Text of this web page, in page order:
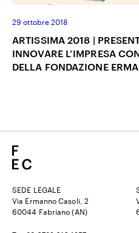
29 ottobre 2018
ARTISSIMA 2018 |
INNOVARE L’IMPRESA
DELLA FONDAZIONE
SEDE LEGALE
Via Ermanno Casoli, 2
60044 Fabriano (AN)